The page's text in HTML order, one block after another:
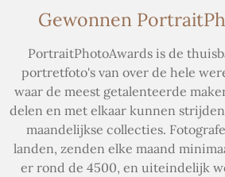
Gewonnen
PortraitPhotoAwards is de
portretfoto's van over de hele
waar de meest getalenteerde
delen en met elkaar kunnen
maandelijkse collecties.
landen, zenden elke maand
er rond de 4500, en uiteindelijk